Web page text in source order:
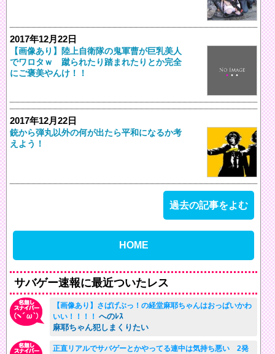
2017年12月22日
【画像あり】陸上自衛隊の鬼軍曹が巨乳美人
でワロタｗ 蹴られたり踏まれたりとか完全
にご褒美やんけ！！
2017年12月22日
銃から弾丸以外の何が出たら平和になるか考
えよう！
過去の記事をよむ
HOME
サバゲー速報に最近ついたレス
【画像あり】さばげぶっ！の経堂麻耶ちゃんはおっぱいかわ
いい！！！！ へのﾚｽ
麻耶ちゃん犯しまくりたい
正直リアルでサバゲーとかやってる連中は気持ち悪い 2発